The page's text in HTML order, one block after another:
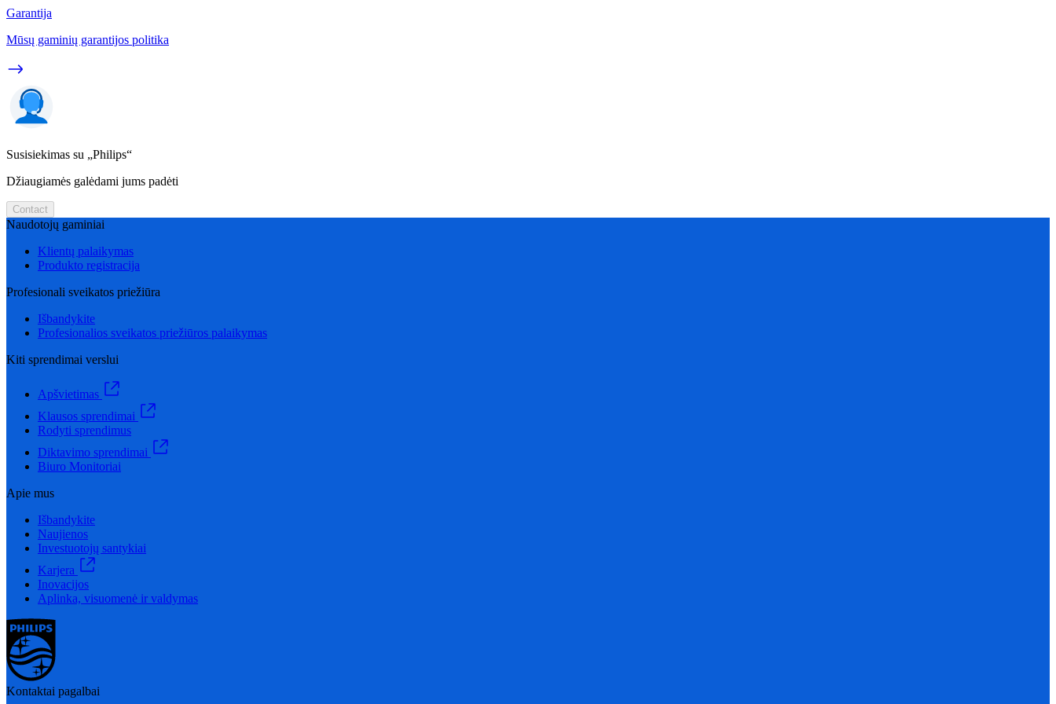
Garantija
Mūsų gaminių garantijos politika
Susisiekimas su „Philips“
Džiaugiamės galėdami jums padėti
Contact
Naudotojų gaminiai
Klientų palaikymas
Produkto registracija
Profesionali sveikatos priežiūra
Išbandykite
Profesionalios sveikatos priežiūros palaikymas
Kiti sprendimai verslui
Apšvietimas
Klausos sprendimai
Rodyti sprendimus
Diktavimo sprendimai
Biuro Monitoriai
Apie mus
Išbandykite
Naujienos
Investuotojų santykiai
Karjera
Inovacijos
Aplinka, visuomenė ir valdymas
Kontaktai pagalbai